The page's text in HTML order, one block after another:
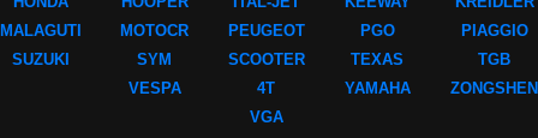
MALAGUTI
SUZUKI
MOTOCR
SYM
VESPA
PEUGEOT
SCOOTER
4T
VGA
PGO
TEXAS
YAMAHA
PIAGGIO
TGB
ZONGSHEN